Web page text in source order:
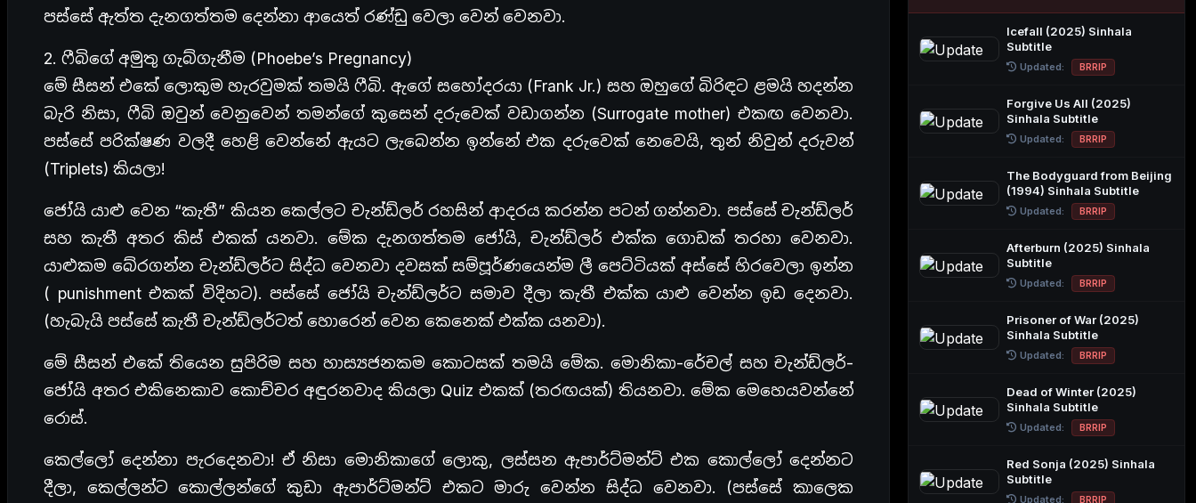
පස්සේ ඇත්ත දැනගත්තම දෙන්නා ආයෙත් රණ්ඩු වෙලා වෙන් වෙනවා.
2. ෆීබිගේ අමුතු ගැබ්ගැනීම (Phoebe’s Pregnancy)
මේ සීසන් එකේ ලොකුම හැරවුමක් තමයි ෆීබි. ඇගේ සහෝදරයා (Frank Jr.) සහ ඔහුගේ බිරිඳට ළමයි හදන්න
බැරි නිසා, ෆීබි ඔවුන් වෙනුවෙන් තමන්ගේ කුසෙන් දරුවෙක් වඩාගන්න (Surrogate mother) එකඟ වෙනවා.
පස්සේ පරික්ෂණ වලදී හෙළි වෙන්නේ ඇයට ලැබෙන්න ඉන්නේ එක දරුවෙක් නෙවෙයි, තුන් නිවුන් දරුවන්
(Triplets) කියලා!
ජෝයි යාළු වෙන “කැතී” කියන කෙල්ලට චැන්ඩ්ලර් රහසින් ආදරය කරන්න පටන් ගන්නවා. පස්සේ චැන්ඩ්ලර්
සහ කැතී අතර කිස් එකක් යනවා. මේක දැනගත්තම ජෝයි, චැන්ඩ්ලර් එක්ක ගොඩක් තරහා වෙනවා.
යාළුකම බේරගන්න චැන්ඩ්ලර්ට සිද්ධ වෙනවා දවසක් සම්පූර්ණයෙන්ම ලී පෙට්ටියක් අස්සේ හිරවෙලා ඉන්න
( punishment එකක් විදිහට). පස්සේ ජෝයි චැන්ඩ්ලර්ට සමාව දීලා කැතී එක්ක යාළු වෙන්න ඉඩ දෙනවා.
(හැබැයි පස්සේ කැතී චැන්ඩ්ලර්ටත් හොරෙන් වෙන කෙනෙක් එක්ක යනවා).
මේ සීසන් එකේ තියෙන සුපිරිම සහ හාස්‍යජනකම කොටසක් තමයි මේක. මොනිකා-රේචල් සහ චැන්ඩ්ලර්-
ජෝයි අතර එකිනෙකාව කොච්චර අඳුරනවාද කියලා Quiz එකක් (තරඟයක්) තියනවා. මේක මෙහෙයවන්නේ
රොස්.
කෙල්ලෝ දෙන්නා පැරදෙනවා! ඒ නිසා මොනිකාගේ ලොකු, ලස්සන ඇපාර්ට්මන්ට් එක කොල්ලෝ දෙන්නට
දීලා, කෙල්ලන්ට කොල්ලන්ගේ කුඩා ඇපාර්ට්මන්ට් එකට මාරු වෙන්න සිද්ධ වෙනවා. (පස්සේ කාලෙක
Icefall (2025) Sinhala
Subtitle
Updated: BRRIP
Forgive Us All (2025)
Sinhala Subtitle
Updated: BRRIP
The Bodyguard from Beijing
(1994) Sinhala Subtitle
Updated: BRRIP
Afterburn (2025) Sinhala
Subtitle
Updated: BRRIP
Prisoner of War (2025)
Sinhala Subtitle
Updated: BRRIP
Dead of Winter (2025)
Sinhala Subtitle
Updated: BRRIP
Red Sonja (2025) Sinhala
Subtitle
Updated: BRRIP